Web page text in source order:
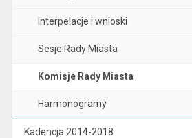
Interpelacje i wnioski
Sesje Rady Miasta
Komisje Rady Miasta
Harmonogramy
Kadencja 2014-2018